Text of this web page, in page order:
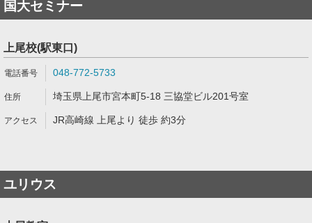
国大セミナー
上尾校(駅東口)
048-772-5733
埼玉県上尾市宮本町5-18 三協堂ビル201号室
JR高崎線 上尾より 徒歩 約3分
ユリウス